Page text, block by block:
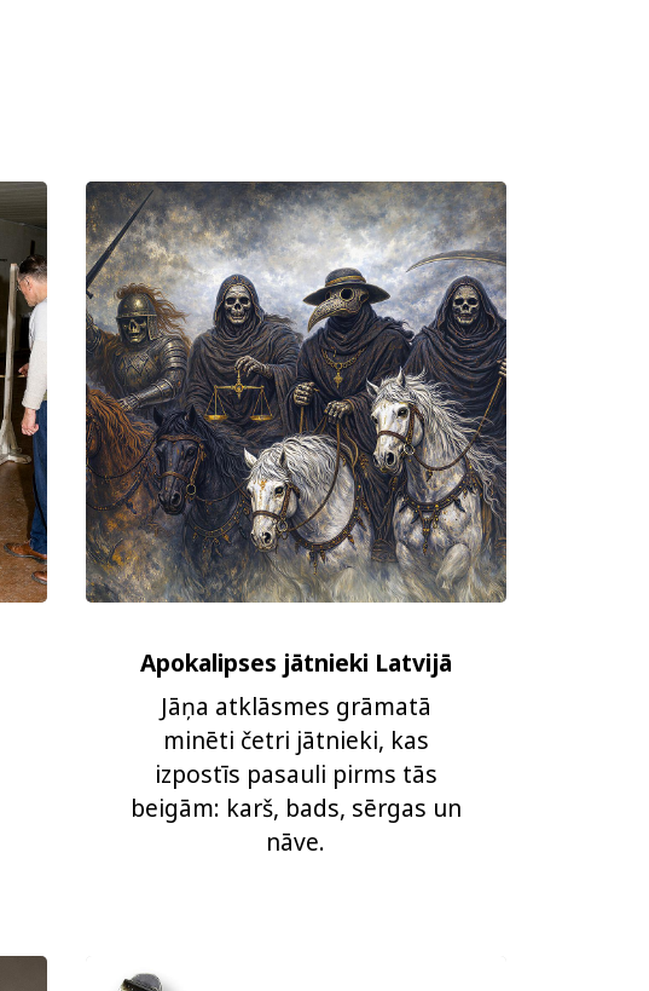
Apokalipses jātnieki Latvijā
Jāņa atklāsmes grāmatā
minēti četri jātnieki, kas
izpostīs pasauli pirms tās
beigām: karš, bads, sērgas un
nāve.